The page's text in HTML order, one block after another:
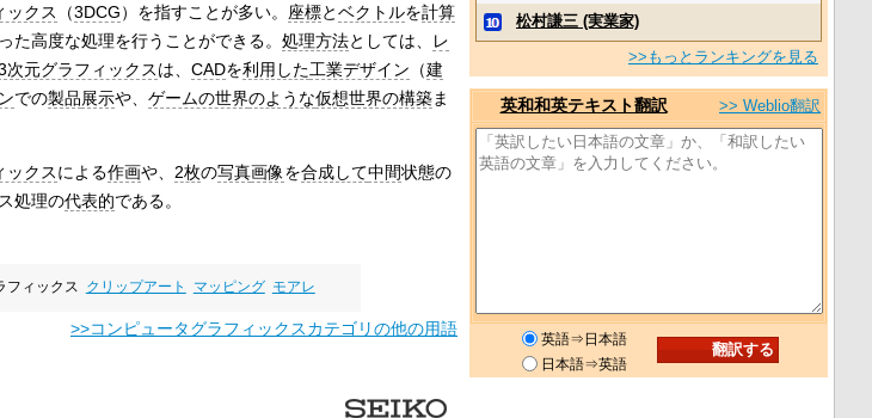
ックス （3DCG）を指すことが多い。 座標とベクトルを計算
た高度な処理を行うことができる。 処理方法としては、
レ
次元グラフィックスは、 CADを利用した工業デザイン （建
での製品展示や、 ゲームの世界のような仮想世界の構築ま
ックスによる作画や、 2枚の写真画像を合成して中間状態の
処理の代表的である。
フィックス クリップアート マッピング モアレ
>>コンピュータグラフィックスカテゴリの他の用語
松村謙三 (実業家)
>>もっとランキングを見る
英和和英テキスト翻訳 >> Weblio翻訳
英語⇒日本語
日本語⇒英語